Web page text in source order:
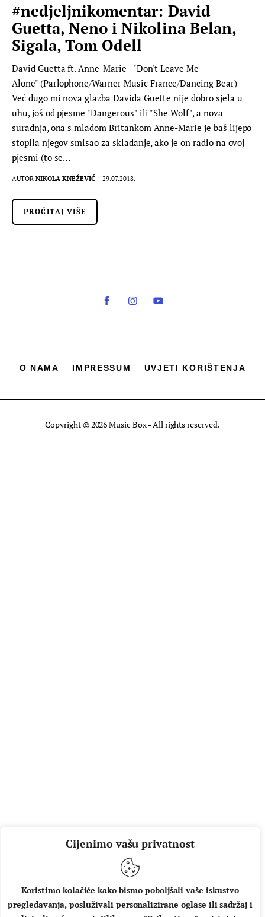
Cijenimo vašu privatnost
Koristimo kolačiće kako bismo poboljšali vaše iskustvo
pregledavanja, posluživali personalizirane oglase ili sadržaj i
#nedjeljnikomentar: David
Guetta, Neno i Nikolina Belan,
Sigala, Tom Odell
David Guetta ft. Anne-Marie - "Don't Leave Me
Alone" (Parlophone/Warner Music France/Dancing Bear)
Već dugo mi nova glazba Davida Guette nije dobro sjela u
uhu, još od pjesme "Dangerous" ili "She Wolf", a nova
suradnja, ona s mladom Britankom Anne-Marie je baš lijepo
stopila njegov smisao za skladanje, ako je on radio na ovoj
pjesmi (to se…
AUTOR NIKOLA KNEŽEVIĆ 29.07.2018.
PROČITAJ VIŠE
O NAMA IMPRESSUM UVJETI KORIŠTENJA
Copyright © 2026 Music Box - All rights reserved.